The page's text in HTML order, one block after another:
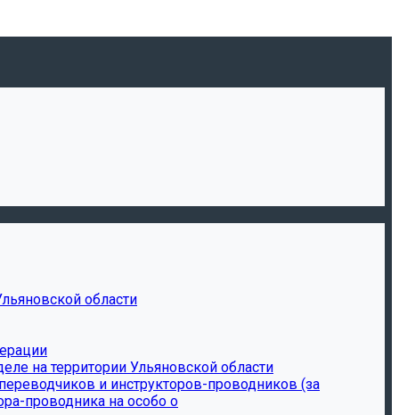
области
на территории Ульяновской области
и инструкторов-проводников (за
проводника на особо о